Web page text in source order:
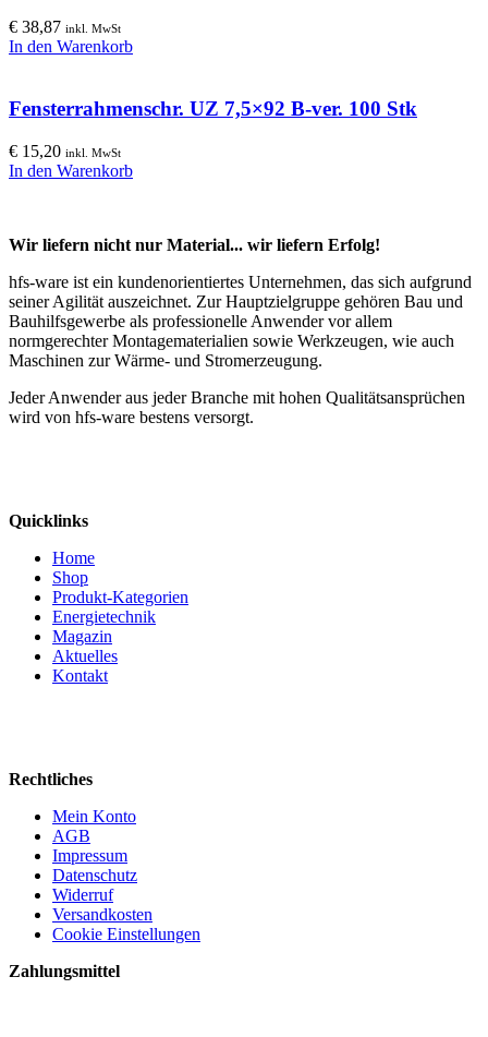
€ 38,87 inkl. MwSt
In den Warenkorb
Fensterrahmenschr. UZ 7,5×92 B-ver. 100 Stk
€ 15,20 inkl. MwSt
In den Warenkorb
Wir liefern nicht nur Material... wir liefern Erfolg!
hfs-ware ist ein kundenorientiertes Unternehmen, das sich aufgrund
seiner Agilität auszeichnet. Zur Hauptzielgruppe gehören Bau und
Bauhilfsgewerbe als professionelle Anwender vor allem
normgerechter Montagematerialien sowie Werkzeugen, wie auch
Maschinen zur Wärme- und Stromerzeugung.
Jeder Anwender aus jeder Branche mit hohen Qualitätsansprüchen
wird von hfs-ware bestens versorgt.
Quicklinks
Home
Shop
Produkt-Kategorien
Energietechnik
Magazin
Aktuelles
Kontakt
Rechtliches
Mein Konto
AGB
Impressum
Datenschutz
Widerruf
Versandkosten
Cookie Einstellungen
Zahlungsmittel